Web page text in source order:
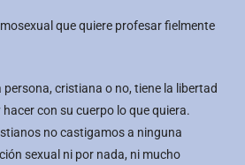
que quiere profesar fielmente
cristiana o no, tiene la libertad
con su cuerpo lo que quiera.
no castigamos a ninguna
sexual ni por nada, ni mucho